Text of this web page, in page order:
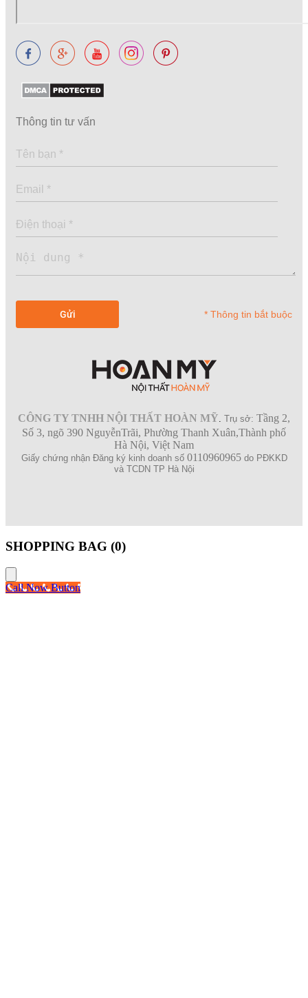
Thông tin tư vấn
* Thông tin bắt buộc
CÔNG TY TNHH NỘI THẤT HOÀN MỸ. Trụ sở: Tầng 2,
Số 3, ngõ 390 NguyễnTrãi, Phường Thanh Xuân,Thành phố
Hà Nội, Việt Nam
Giấy chứng nhận Đăng ký kinh doanh số 0110960965do PĐKKD
và TCDN TP Hà Nội
SHOPPING BAG (0)
Call Now Button